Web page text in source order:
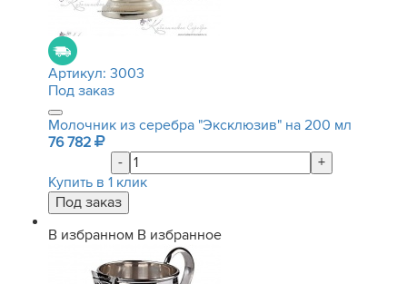
Артикул: 3003
Под заказ
Молочник из серебра "Эксклюзив" на 200 мл
76 782
-
+
Купить в 1 клик
В избранном В избранное